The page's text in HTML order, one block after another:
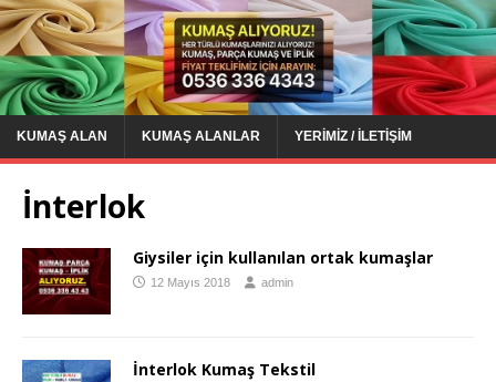
KUMAŞ ALAN KUMAŞ ALANLAR YERIMIZ / İLETIŞIM
İnterlok
Giysiler için kullanılan ortak kumaşlar
12 Mayıs 2018 admin
İnterlok Kumaş Tekstil